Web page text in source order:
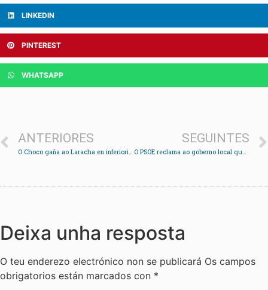
LINKEDIN
PINTEREST
WHATSAPP
ANTERIORES
O Choco gaña ao Laracha en inferioridade
SEGUINTES
O PSOE reclama ao goberno local que mellore o acceso a Cidadelle
Deixa unha resposta
O teu enderezo electrónico non se publicará Os campos
obrigatorios están marcados con *